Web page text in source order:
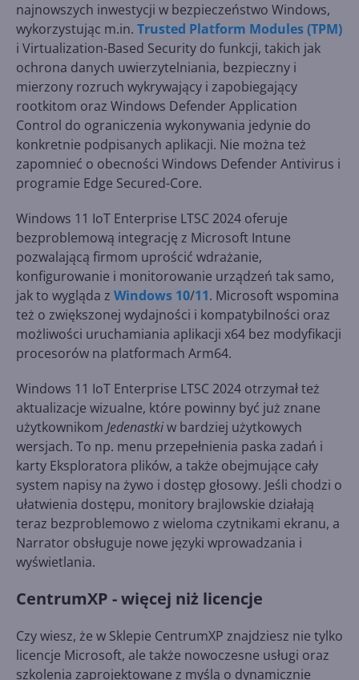
najnowszych inwestycji w bezpieczeństwo Windows,
wykorzystując m.in. Trusted Platform Modules (TPM)
i Virtualization-Based Security do funkcji, takich jak
ochrona danych uwierzytelniania, bezpieczny i
mierzony rozruch wykrywający i zapobiegający
rootkitom oraz Windows Defender Application
Control do ograniczenia wykonywania jedynie do
konkretnie podpisanych aplikacji. Nie można też
zapomnieć o obecności Windows Defender Antivirus i
programie Edge Secured-Core.
Windows 11 IoT Enterprise LTSC 2024 oferuje
bezproblemową integrację z Microsoft Intune
pozwalającą firmom uprościć wdrażanie,
konfigurowanie i monitorowanie urządzeń tak samo,
jak to wygląda z Windows 10/11. Microsoft wspomina
też o zwiększonej wydajności i kompatybilności oraz
możliwości uruchamiania aplikacji x64 bez modyfikacji
procesorów na platformach Arm64.
Windows 11 IoT Enterprise LTSC 2024 otrzymał też
aktualizacje wizualne, które powinny być już znane
użytkownikom Jedenastkiw bardziej użytkowych
wersjach. To np. menu przepełnienia paska zadań i
karty Eksploratora plików, a także obejmujące cały
system napisy na żywo i dostęp głosowy. Jeśli chodzi o
ułatwienia dostępu, monitory brajlowskie działają
teraz bezproblemowo z wieloma czytnikami ekranu, a
Narrator obsługuje nowe języki wprowadzania i
wyświetlania.
CentrumXP - więcej niż licencje
Czy wiesz, że w Sklepie CentrumXP znajdziesz nie tylko
licencje Microsoft, ale także nowoczesne usługi oraz
szkolenia zaprojektowane z myślą o dynamicznie